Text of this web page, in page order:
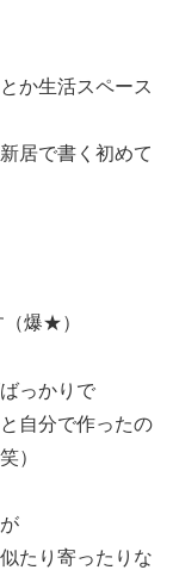
か生活スペース
居で書く初めて
（爆★）
っかりで
自分で作ったの
）
たり寄ったりな